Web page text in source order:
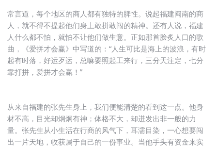
常言道，每个地区的商人都有独特的脾性。说起福建闽南的商
人，就不得不提起他们身上敢拼敢闯的精神。还有人说，福建
人什么都不怕，就怕不让他们做生意。正如那首脍炙人口的歌
曲，《爱拼才会赢》中写道的：“人生可比是海上的波浪，有时
起有时落，好运歹运，总嘛要照起工来行，三分天注定，七分
靠打拼，爱拼才会赢！”
从来自福建的张先生身上，我们便能清楚的看到这一点。他身
材不高，目光却炯炯有神；体格不大，却迸发出非一般的力
量。张先生从小生活在行商的风气下，耳濡目染，一心想要闯
出一片天地，收获属于自己的一份事业。当他手头有资金来实